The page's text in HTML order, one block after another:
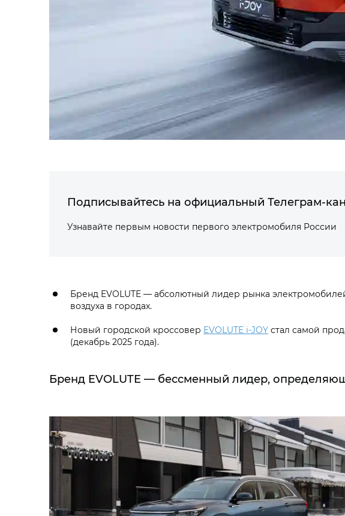
Подписывайтесь на официальный Телеграм-
Узнавайте первым новости первого электромобиля России
Бренд EVOLUTE — абсолютный лидер рынка
воздуха в городах.
Новый городской кроссовер EVOLUTE i‑JOY стал самой
(декабрь 2025 года).
Бренд EVOLUTE — бессменный лидер,